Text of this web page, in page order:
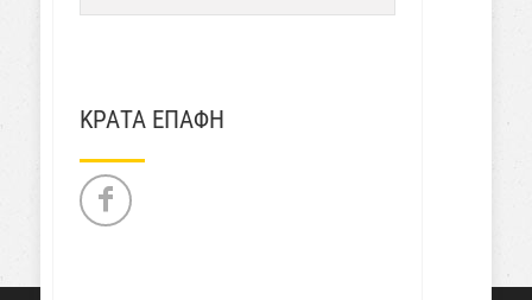
ΚΡΑΤΑ ΕΠΑΦΗ